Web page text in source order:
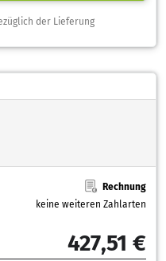
der Lieferung
Rechnung
keine weiteren Zahlarten
427,51 €